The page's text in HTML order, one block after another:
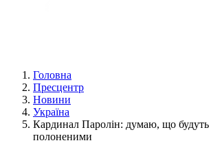
Головна
Пресцентр
Новини
Україна
Кардинал Паролін: думаю, що будуть
полоненими